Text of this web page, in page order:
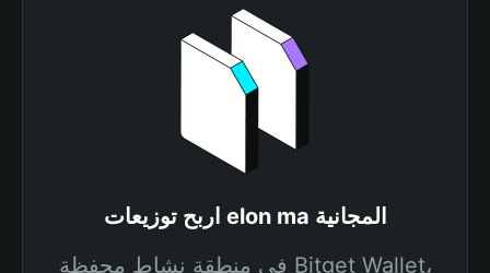
اربح توزيعات elon ma المجانية
في منطقة نشاط محفظة Bitget Wallet،